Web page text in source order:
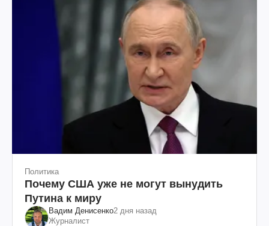
Политика
Почему США уже не могут вынудить
Путина к миру
Вадим Денисенко2 дня назад
Журналист